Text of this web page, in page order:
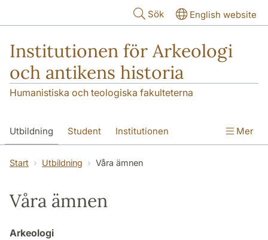
Sök English website
Institutionen för Arkeologi
och antikens historia
Humanistiska och teologiska fakulteterna
Utbildning Student Institutionen
Forskning Kontakt
Mer
Start Utbildning Våra ämnen
Våra ämnen
Arkeologi